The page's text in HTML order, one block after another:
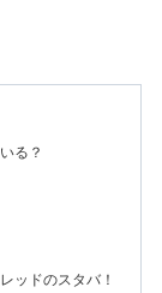
る？
ッドのスタバ！